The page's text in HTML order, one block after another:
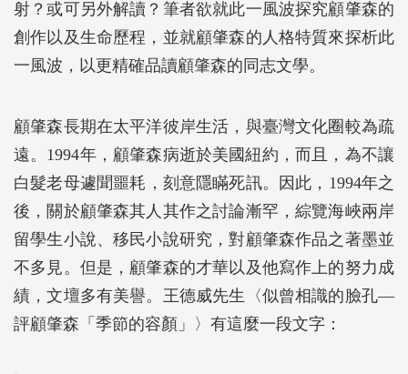
射？或可另外解讀？筆者欲就此一風波探究顧肇森的
創作以及生命歷程，並就顧肇森的人格特質來探析此
一風波，以更精確品讀顧肇森的同志文學。
顧肇森長期在太平洋彼岸生活，與臺灣文化圈較為疏
遠。1994年，顧肇森病逝於美國紐約，而且，為不讓
白髮老母遽聞噩耗，刻意隱瞞死訊。因此，1994年之
後，關於顧肇森其人其作之討論漸罕，綜覽海峽兩岸
留學生小說、移民小說研究，對顧肇森作品之著墨並
不多見。但是，顧肇森的才華以及他寫作上的努力成
績，文壇多有美譽。王德威先生〈似曾相識的臉孔―
評顧肇森「季節的容顏」〉有這麼一段文字：